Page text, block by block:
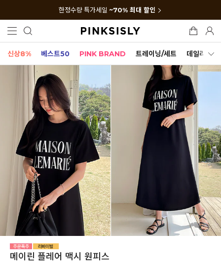
한정수량 특가세일 ~70% 최대 할인
신상8% 베스트50 PINK BRAND 트레이닝/세트 데일리세트
메이린 플레어 맥시 원피스